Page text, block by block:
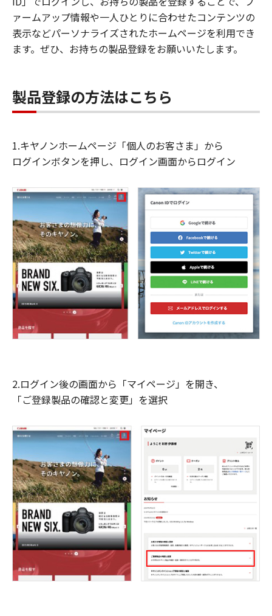
ァームアップ情報や一人ひとりに合わせたコンテンツの
表示などパーソナライズされたホームページを利用でき
ます。ぜひ、お持ちの製品登録をお願いいたします。
製品登録の方法はこちら
1.キヤノンホームページ「個人のお客さま」から
ログインボタンを押し、ログイン画面からログイン
2.ログイン後の画面から「マイページ」を開き、
「ご登録製品の確認と変更」を選択